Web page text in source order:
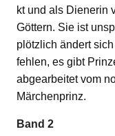
kt und als Dienerin
Göttern. Sie ist
plötzlich ändert
fehlen, es gibt
abgearbeitet vom
Märchenprinz.
Band 2